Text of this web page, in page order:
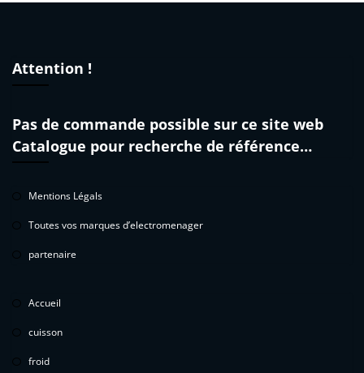
Attention !
Pas de commande possible sur ce site web
Catalogue pour recherche de référence…
Mentions Légals
Toutes vos marques d’electromenager
partenaire
Accueil
cuisson
froid